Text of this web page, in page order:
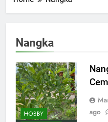
Nangka
HOBBY
ago